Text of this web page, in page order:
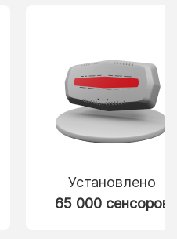
Установлено
65 000 сенсоров